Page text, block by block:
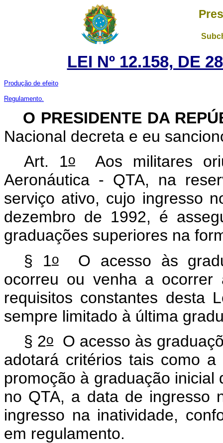
LEI Nº 12.158, DE
Produção de efeito
Regulamento.
O PRESIDENTE DA
Nacional decreta e eu
Art. 1o Aos militares
Aeronáutica - QTA, na
serviço ativo, cujo ingresso
dezembro de 1992, é
graduações superiores na
§ 1oO acesso às
ocorreu ou venha a ocorrer
requisitos constantes desta
sempre limitado à última
§ 2oO acesso às
adotará critérios tais como
promoção à graduação
no QTA, a data de ingresso
ingresso na inatividade,
em regulamento.